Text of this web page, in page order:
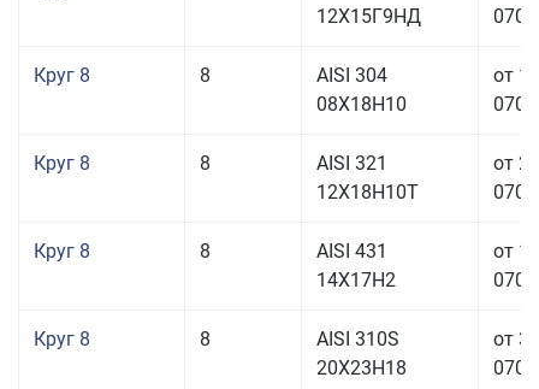
12Х15Г9НД
Круг 8 8
AISI 304
08Х18Н10
от
Круг 8 8
AISI 321
12Х18Н10Т
от
Круг 8 8
AISI 431
14Х17Н2
от
Круг 8 8
AISI 310S
20Х23Н18
от